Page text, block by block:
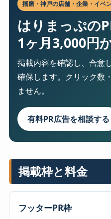
播磨・神戸の店舗・企業・イベ
はりまっぷの
1ヶ月3,000円
掲載内容を確認し、合意
確保します。クリック数
ません。
有料PR広告を相談する
掲載枠と料金
フッターPR枠